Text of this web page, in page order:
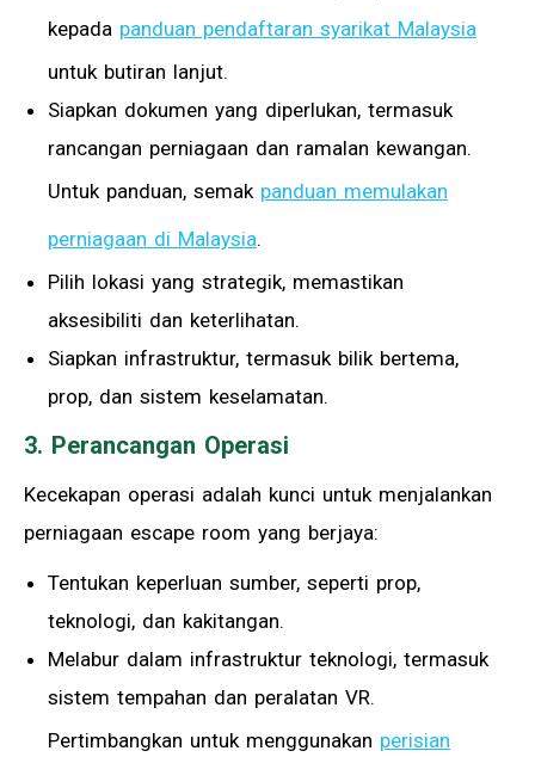
kepada panduan pendaftaran syarikat Malaysia
untuk butiran lanjut.
Siapkan dokumen yang diperlukan, termasuk
rancangan perniagaan dan ramalan kewangan.
Untuk panduan, semak panduan memulakan
perniagaan di Malaysia.
Pilih lokasi yang strategik, memastikan
aksesibiliti dan keterlihatan.
Siapkan infrastruktur, termasuk bilik bertema,
prop, dan sistem keselamatan.
3. Perancangan Operasi
Kecekapan operasi adalah kunci untuk menjalankan
perniagaan escape room yang berjaya:
Tentukan keperluan sumber, seperti prop,
teknologi, dan kakitangan.
Melabur dalam infrastruktur teknologi, termasuk
sistem tempahan dan peralatan VR.
Pertimbangkan untuk menggunakan perisian